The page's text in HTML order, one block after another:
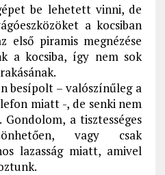
be lehetett vinni, de
a kocsiban
első piramis megnézése
a kocsiba, így nem sok
besípolt – valószínűleg a
miatt -, de senki nem
a tisztességes
vagy csak
lazasság miatt, amivel